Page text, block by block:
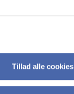
Tillad alle cookies